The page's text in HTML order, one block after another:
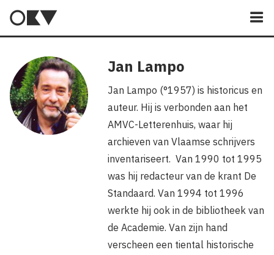
Jan Lampo
Jan Lampo (°1957) is historicus en
auteur. Hij is verbonden aan het
AMVC-Letterenhuis, waar hij
archieven van Vlaamse schrijvers
inventariseert. Van 1990 tot 1995
was hij redacteur van de krant De
Standaard. Van 1994 tot 1996
werkte hij ook in de bibliotheek van
de Academie. Van zijn hand
verscheen een tiental historische